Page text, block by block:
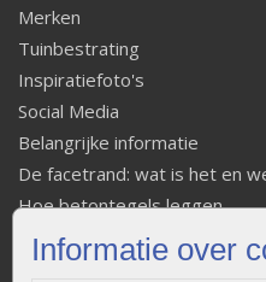
Informatie over
Merken
Tuinbestrating
Inspiratiefoto's
Social Media
Belangrijke informatie
De facetrand: wat is het en
Hoe betontegels leggen
Fundering voor betonstenen
Welke tuinstijl past bij mij